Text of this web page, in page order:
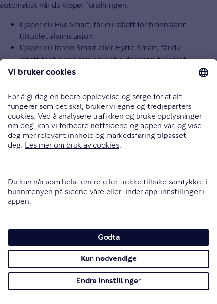
automatisk når du kjøper forsikringen.
Kjøper du Hus Smart, får du rabatt for brannalarm
tilkoblet alarmstasjon.
Kjøper du Innbo Smart eller Hytte Smart, får du
rabatt for brannalarm og innbruddsalarm tilkoblet
alarmstasjon.
Gjensidige alarmstasjon er bemannet av REDGO
(tidligere Falck). Vi har et landsdekkende nettverk av
erfarne vektere og har rask responstid. Hvis boligen har
fått en skade, kan alarmoperatøren sende inn
skademeldingen for deg slik at skadehåndteringen
Ved brann
Hvis bare en alarm utløses, vil alarmstasjonen ringe
deg innen kort tid for å høre om det har skjedd noe.
Brannvesen eller vekter kontaktes ved behov,
basert på tilgjengelighet der du bor.
Ved vannlekkasje